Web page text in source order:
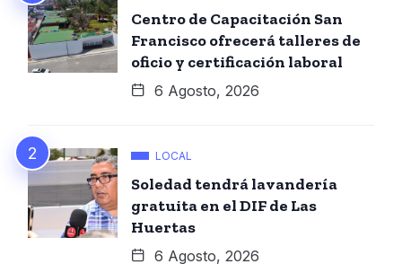
Centro de Capacitación San
Francisco ofrecerá talleres de
oficio y certificación laboral
6 Agosto, 2026
LOCAL
Soledad tendrá lavandería
gratuita en el DIF de Las
Huertas
6 Agosto, 2026